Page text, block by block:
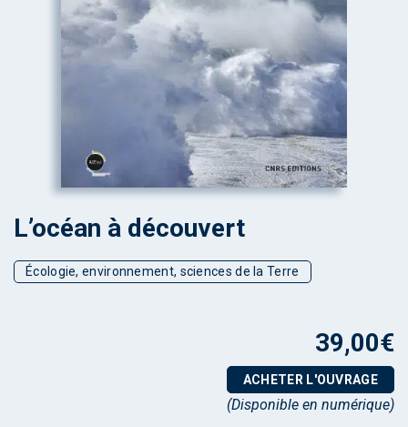
L’océan à découvert
Écologie, environnement, sciences de la Terre
39,00€
ACHETER L'OUVRAGE
(Disponible en numérique)